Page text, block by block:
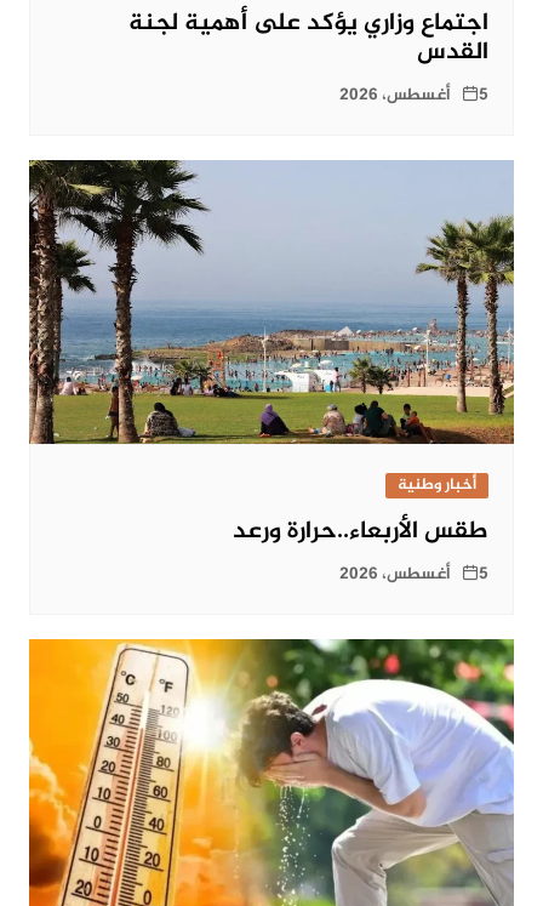
اجتماع وزاري يؤكد على أهمية لجنة
القدس
5 أغسطس، 2026
أخبار وطنية
طقس الأربعاء..حرارة ورعد
5 أغسطس، 2026